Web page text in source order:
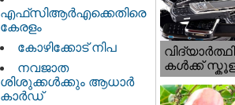
എഫ്‌സിആർഎക്കെതിരെ
കേരളം
കോഴിക്കോട് നിപ
നവജാത
ശിശുക്കള്‍ക്കും ആധാര്‍
കാര്‍ഡ്
വിദ്യാർത്ഥി
കൾക്ക്